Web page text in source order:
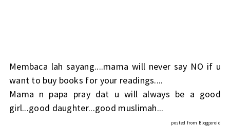
Membaca lah sayang....mama will never say NO if u
want to buy books for your readings....
Mama n papa pray dat u will always be a good
girl...good daughter...good muslimah...
posted from Bloggeroid